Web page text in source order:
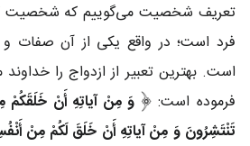
تعریف شخصیت می‌گوییم که
فرد است؛ در واقع یکی از آن صفات
است. بهترین تعبیر از ازدواج را
فرموده است:
وَ مِنْ آیاتِهِ أَنْ خَلَقَکُمْ
تَنْتَشِرُونَ وَ مِنْ آیاتِهِ أَنْ خَلَقَ لَکُمْ مِنْ